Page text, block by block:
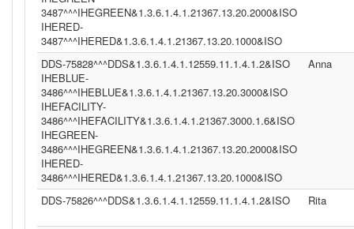
3487^^^IHEGREEN&1.3.6.1.4.1.21367.13.20.2000&ISO
IHERED-
3487^^^IHERED&1.3.6.1.4.1.21367.13.20.1000&ISO
DDS-75828^^^DDS&1.3.6.1.4.1.12559.11.1.4.1.2&ISO
IHEBLUE-
3486^^^IHEBLUE&1.3.6.1.4.1.21367.13.20.3000&ISO
IHEFACILITY-
3486^^^IHEFACILITY&1.3.6.1.4.1.21367.3000.1.6&ISO
IHEGREEN-
3486^^^IHEGREEN&1.3.6.1.4.1.21367.13.20.2000&ISO
IHERED-
3486^^^IHERED&1.3.6.1.4.1.21367.13.20.1000&ISO
Anna
DDS-75826^^^DDS&1.3.6.1.4.1.12559.11.1.4.1.2&ISO Rita